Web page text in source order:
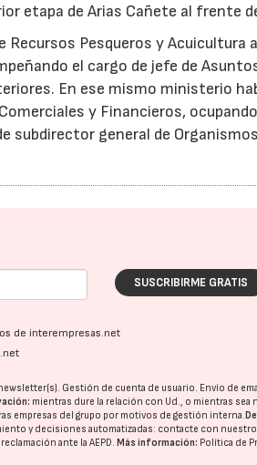
etapa de Arias Cañete al frente
Pesqueros y Acuicultura
el cargo de jefe de
En ese mismo ministerio
y Financieros,
subdirector general de
SUSCRIBIRME GRATIS
de interempresas.net
Gestión de cuenta de usuario. Envío de
mientras dure la relación con Ud., o mientras sea
empresas del grupo por motivos de gestión interna.
y decisiones automatizadas: contacte con nuestro
ante laAEPD.Más información: Política de